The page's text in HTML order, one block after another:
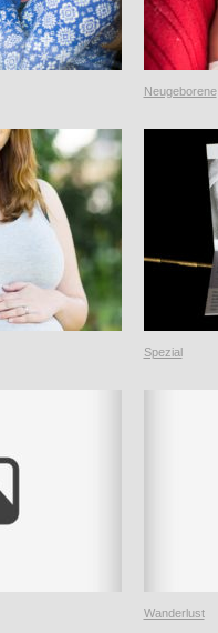
Neugeborene
Spezial
Wanderlust